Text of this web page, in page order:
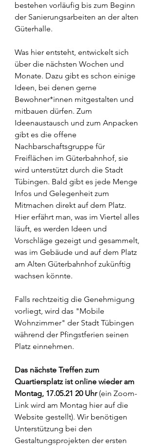
bestehen vorläufig bis zum Beginn
der Sanierungsarbeiten an der alten
Güterhalle.
Was hier entsteht, entwickelt sich
über die nächsten Wochen und
Monate. Dazu gibt es schon einige
Ideen, bei denen gerne
Bewohner*innen mitgestalten und
mitbauen dürfen. Zum
Ideenaustausch und zum Anpacken
gibt es die offene
Nachbarschaftsgruppe für
Freiflächen im Güterbahnhof, sie
wird unterstützt durch die Stadt
Tübingen. Bald gibt es jede Menge
Infos und Gelegenheit zum
Mitmachen direkt auf dem Platz.
Hier erfährt man, was im Viertel alles
läuft, es werden Ideen und
Vorschläge gezeigt und gesammelt,
was im Gebäude und auf dem Platz
am Alten Güterbahnhof zukünftig
wachsen könnte.
Falls rechtzeitig die Genehmigung
vorliegt, wird das "Mobile
Wohnzimmer" der Stadt Tübingen
während der Pfingstferien seinen
Platz einnehmen.
Das nächste Treffen zum
Quartiersplatz ist online wieder am
Montag, 17.05.21 20 Uhr (ein Zoom-
Link wird am Montag hier auf die
Website gestellt). Wir benötigen
Unterstützung bei den
Gestaltungsprojekten der ersten